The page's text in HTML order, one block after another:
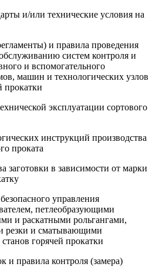
и/или технические условия на
и правила проведения
систем контроля и
и вспомогательного
машин и технологических узлов
прокатки
эксплуатации сортового
инструкций производства
проката
заготовки в зависимости от марки
управления
петлеобразующими
и раскатными рольгангами,
резки и сматывающими
горячей прокатки
и правила контроля (замера)